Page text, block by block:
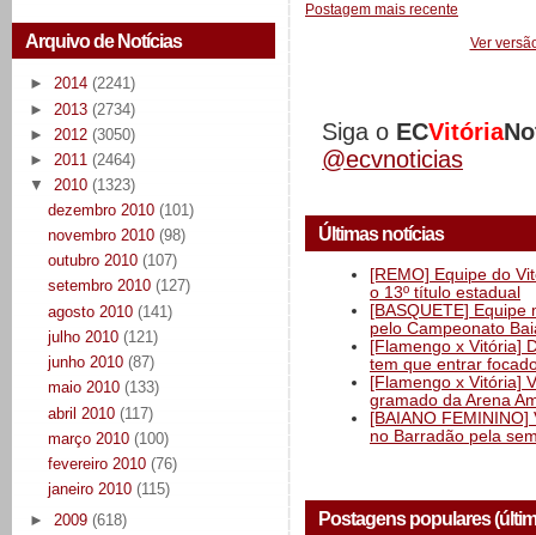
Arquivo de Notícias
► 2014 (2241)
► 2013 (2734)
► 2012 (3050)
► 2011 (2464)
▼ 2010 (1323)
dezembro 2010 (101)
novembro 2010 (98)
outubro 2010 (107)
setembro 2010 (127)
agosto 2010 (141)
julho 2010 (121)
junho 2010 (87)
maio 2010 (133)
abril 2010 (117)
março 2010 (100)
fevereiro 2010 (76)
janeiro 2010 (115)
► 2009 (618)
Postagem mais recente
Ver
Siga o ECVitória
@ecvnoticias
Últimas notícias
[REMO] Equipe do
o 13º título estadual
[BASQUETE]
pelo Campeonato
[Flamengo x Vitória]
tem que entrar
[Flamengo x Vitória]
gramado da Arena
[BAIANO
no Barradão pela
Postagens populares